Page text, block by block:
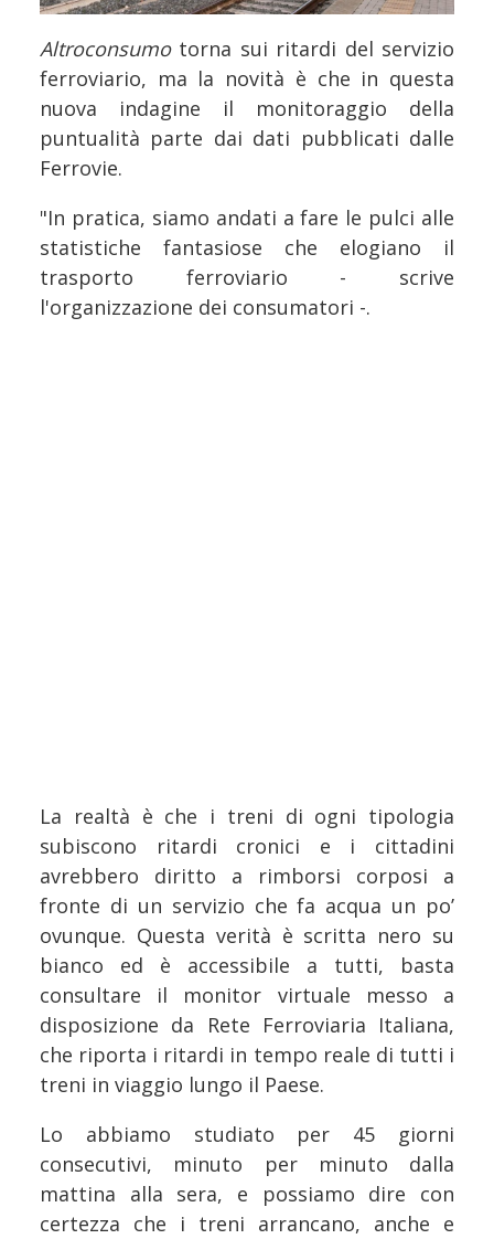
Altroconsumotorna sui ritardi del servizio
ferroviario, ma la novità è che in questa
nuova indagine il monitoraggio della
puntualità parte dai dati pubblicati dalle
Ferrovie.
"In pratica, siamo andati a fare le pulci alle
statistiche fantasiose che elogiano il
trasporto ferroviario - scrive
l'organizzazione dei consumatori -.
La realtà è che i treni di ogni tipologia
subiscono ritardi cronici e i cittadini
avrebbero diritto a rimborsi corposi a
fronte di un servizio che fa acqua un po’
ovunque. Questa verità è scritta nero su
bianco ed è accessibile a tutti, basta
consultare il monitor virtuale messo a
disposizione da Rete Ferroviaria Italiana,
che riporta i ritardi in tempo reale di tutti i
treni in viaggio lungo il Paese.
Lo abbiamo studiato per 45 giorni
consecutivi, minuto per minuto dalla
mattina alla sera, e possiamo dire con
certezza che i treni arrancano, anche e